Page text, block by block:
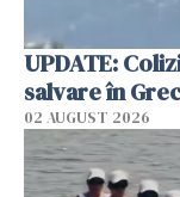
UPDATE:
salvare în
02 AUGUST 2026